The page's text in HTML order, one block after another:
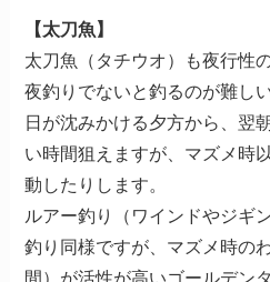
【太刀魚】
太刀魚（タチウオ）も夜行性
夜釣りでないと釣るのが難し
日が沈みかける夕方から、翌
い時間狙えますが、マズメ時
動したりします。
ルアー釣り（ワインドやジギ
釣り同様ですが、マズメ時の
間）が活性が高いゴールデン